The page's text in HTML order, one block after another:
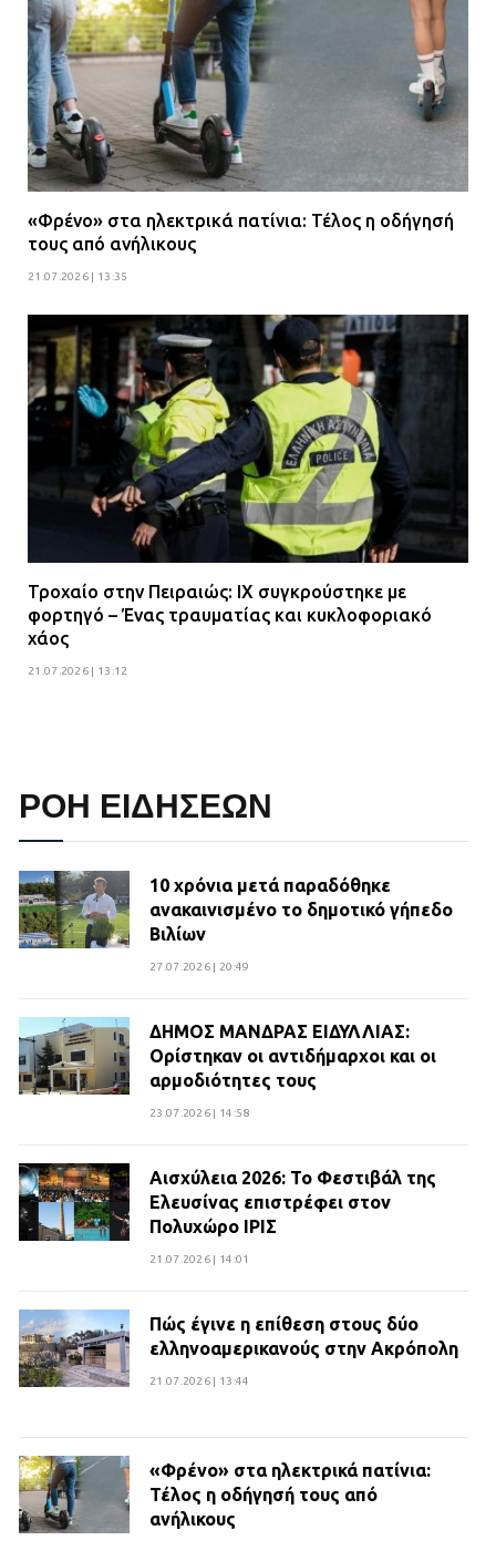
«Φρένο» στα ηλεκτρικά πατίνια: Τέλος η οδήγησή
τους από ανήλικους
21.07.2026 | 13:35
Τροχαίο στην Πειραιώς: ΙΧ συγκρούστηκε με
φορτηγό – Ένας τραυματίας και κυκλοφοριακό
χάος
21.07.2026 | 13:12
ΡΟΗ ΕΙΔΗΣΕΩΝ
10 χρόνια μετά παραδόθηκε
ανακαινισμένο το δημοτικό γήπεδο
Βιλίων
27.07.2026 | 20:49
ΔΗΜΟΣ ΜΑΝΔΡΑΣ ΕΙΔΥΛΛΙΑΣ:
Ορίστηκαν οι αντιδήμαρχοι και οι
αρμοδιότητες τους
23.07.2026 | 14:58
Αισχύλεια 2026: Το Φεστιβάλ της
Ελευσίνας επιστρέφει στον
Πολυχώρο ΙΡΙΣ
21.07.2026 | 14:01
Πώς έγινε η επίθεση στους δύο
ελληνοαμερικανούς στην Ακρόπολη
21.07.2026 | 13:44
«Φρένο» στα ηλεκτρικά πατίνια:
Τέλος η οδήγησή τους από
ανήλικους